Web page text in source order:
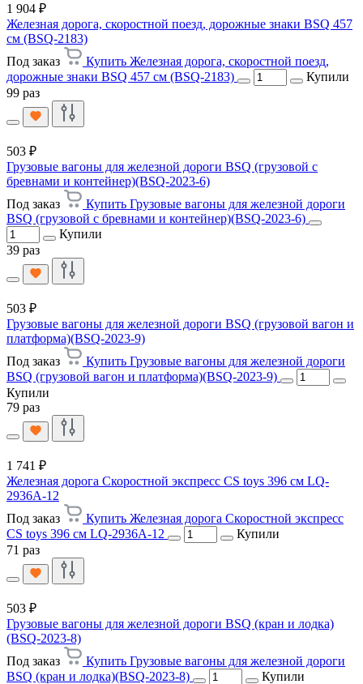
1 904 ₽
Железная дорога, скоростной поезд, дорожные знаки BSQ 457
см (BSQ-2183)
Под заказ
Купить Железная дорога, скоростной поезд,
дорожные знаки BSQ 457 см (BSQ-2183)
Купили
99 раз
503 ₽
Грузовые вагоны для железной дороги BSQ (грузовой с
бревнами и контейнер)(BSQ-2023-6)
Под заказ
Купить Грузовые вагоны для железной дороги
BSQ (грузовой с бревнами и контейнер)(BSQ-2023-6)
Купили
39 раз
503 ₽
Грузовые вагоны для железной дороги BSQ (грузовой вагон и
платформа)(BSQ-2023-9)
Под заказ
Купить Грузовые вагоны для железной дороги
BSQ (грузовой вагон и платформа)(BSQ-2023-9)
Купили
79 раз
1 741 ₽
Железная дорога Скоростной экспресс CS toys 396 см LQ-
2936A-12
Под заказ
Купить Железная дорога Скоростной экспресс
CS toys 396 см LQ-2936A-12
Купили
71 раз
503 ₽
Грузовые вагоны для железной дороги BSQ (кран и лодка)
(BSQ-2023-8)
Под заказ
Купить Грузовые вагоны для железной дороги
BSQ (кран и лодка)(BSQ-2023-8)
Купили